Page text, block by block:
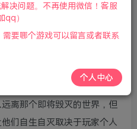
）》是Oleg Sergeev,
的一款僵尸末日题材的生
》故事描述世界即将迈向毁
，火车还有着能源，玩家的使
离那个即将毁灭的世界，但
们自生自灭取决于玩家个人
决问题。不再使用微信！客服
qq）
要哪个游戏可以留言或者联系
个人中心